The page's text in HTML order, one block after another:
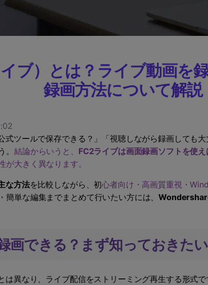
ブ）とは？ライブ動画を
録画方法について解説
式ツールで保存できる？」「視聴しながら録画しても
。結論からいうと、 FC2ライブは画面録画ソフトを使
大きく異なります。
な方法を比較しながら、初心者向け・高画質重視・
簡単な編集までまとめて行いたい方には、
画できる？まず知っておきた
は異なり、ライブ配信をストリーミング再生する形式